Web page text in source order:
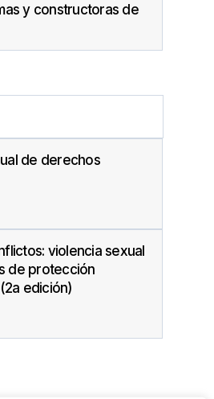
y constructoras de
de derechos
violencia sexual
de protección
edición)